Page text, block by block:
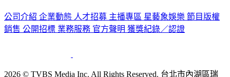
公司介紹 企業動態 人才招募 主播專區 星藝象娛樂 節目版權
銷售 公開招標 業務服務 官方聲明 獲獎紀錄／認證
2026 © TVBS Media Inc. All Rights Reserved. 台北市內湖區瑞